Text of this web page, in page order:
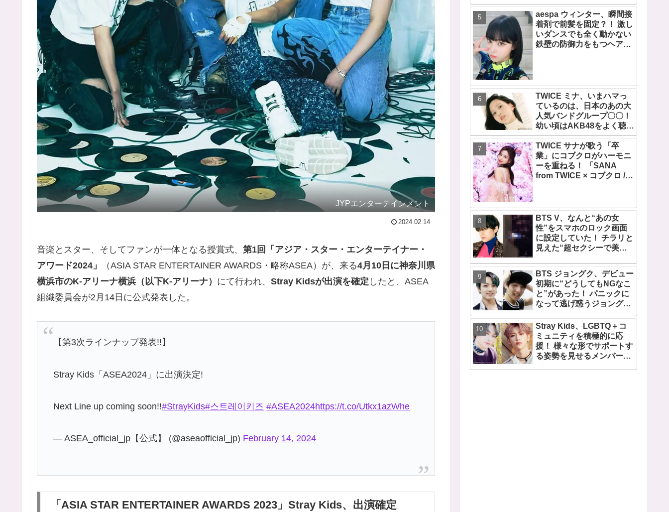
JYPエンターテインメント
2024.02.14
音楽とスター、そしてファンが一体となる授賞式、 第1回「アジア・スター・エンターテイナー・
アワード2024」
（ASIA STAR ENTERTAINER AWARDS・略称ASEA）が、来る4月10日に神奈川県
横浜市のK-アリーナ横浜（以下K-アリーナ） にて行われ、 Stray Kidsが出演を確定 したと、ASEA
組織委員会が2月14日に公式発表した。
【第3次ラインナップ発表!!】
Stray Kids「ASEA2024」に出演決定!
Next Line up coming soon!!#StrayKids#스트레이키즈 #ASEA2024https://t.co/Utkx1azWhe
— ASEA_official_jp【公式】 (@aseaofficial_jp) February 14, 2024
「ASIA STAR ENTERTAINER AWARDS 2023」Stray Kids、出演確定
aespa ウィンター、瞬間接
着剤で前髪を固定？！ 激し
いダンスでも全く動かない
鉄壁の防御力をもつヘアス
TWICE ミナ、いまハマっ
ているのは、日本のあの大
人気バンドグループ〇〇！
幼い頃はAKB48をよく聴い
て踊っていた！ ミナの音楽
の趣味が明らかに
TWICE サナが歌う「卒
業」にコブクロがハーモニ
ーを重ねる！ 「SANA
from TWICE × コブクロ /
BTS V、なんと“あの女
性”をスマホのロック画面
に設定していた！ チラリと
見えた“超セクシーで美し
愕… 毎日見るその場所にV
が選んだ女性の正体がまさ
にピッタリだと納得＆感動
BTS ジョングク、デビュー
初期に“どうしてもNGなこ
と”があった！ パニックに
なって逃げ惑うジョングク
のジョングクと比べたあど
けない姿が愛らしすぎると
ファンメロメロ
Stray Kids、LGBTQ＋コ
ミュニティを積極的に応
援！ 様々な形でサポートす
る姿勢を見せるメンバーに